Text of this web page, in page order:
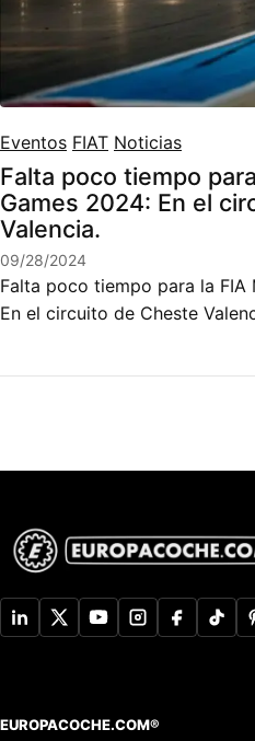
Eventos FIAT Noticias
Falta poco tiempo
Games 2024: En el
Valencia.
09/28/2024
Falta poco tiempo para la
En el circuito de Cheste
EUROPACOCHE.COM®